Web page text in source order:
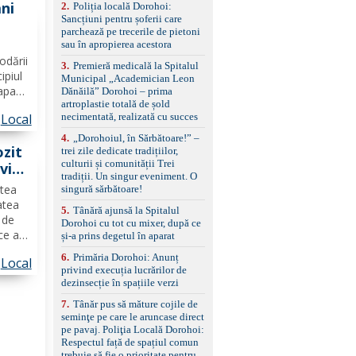
Local
a
Local
reglaj lombar electric
pentru șofer și pasager
Volan multifuncțional
îmbrăcat în piele, cu
treptelor Adaptive cruise
control, asistent
schimbare bandă și
menținere bandă Faruri
bi-xenon adaptive cu
funcție Cornering,
asistent fază lungă
automată , lumini de zi
LED, proiectoare ceață
LED, spălătoare faruri
față/spate, cameră
marșarier Keyless entry
& start, geamuri electrice
electrice, încălzite și
rabatabile Sistem hands-
free, Bluetooth, USB
Sistem start/stop, frână
de parcare electrică,
anvelope vară runflat
Control presiune pneuri,
filtru de particule,
2. Poliția locală Dorohoi:
Sancțiuni pentru șoferii care
parchează pe trecerile de pietoni
sau în apropierea acestora
3. Premieră medicală la Spitalul
Municipal „Academician Leon
Dănăilă” Dorohoi – prima
artroplastie totală de șold
necimentată, realizată cu succes
4.
„Dorohoiul, în Sărbătoare!” –
trei zile dedicate tradițiilor,
culturii și comunității Trei
tradiții. Un singur eveniment. O
singură sărbătoare!
5. Tânără ajunsă la Spitalul
Dorohoi cu tot cu mixer, după ce
și-a prins degetul în aparat
6. Primăria Dorohoi: Anunț
privind execuția lucrărilor de
dezinsecție în spațiile verzi
7. Tânăr pus să măture cojile de
seminţe pe care le aruncase direct
pe pavaj. Poliţia Locală Dorohoi:
Respectul față de spațiul comun